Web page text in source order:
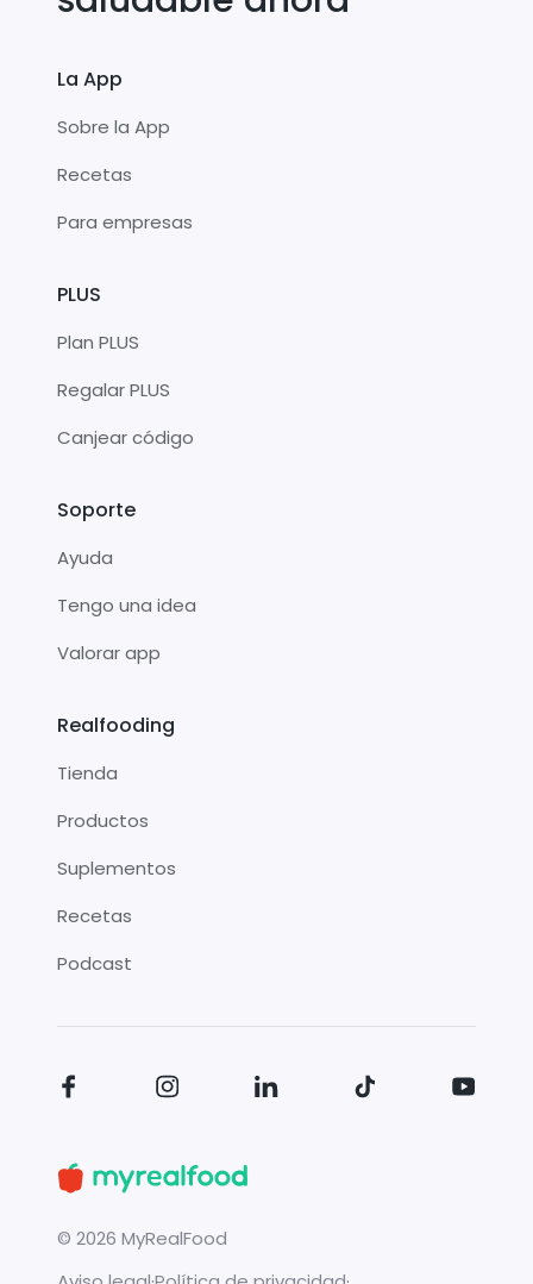
La App
Sobre la App
Recetas
Para empresas
PLUS
Plan PLUS
Regalar PLUS
Canjear código
Soporte
Ayuda
Tengo una idea
Valorar app
Realfooding
Tienda
Productos
Suplementos
Recetas
Podcast
© 2026 MyRealFood